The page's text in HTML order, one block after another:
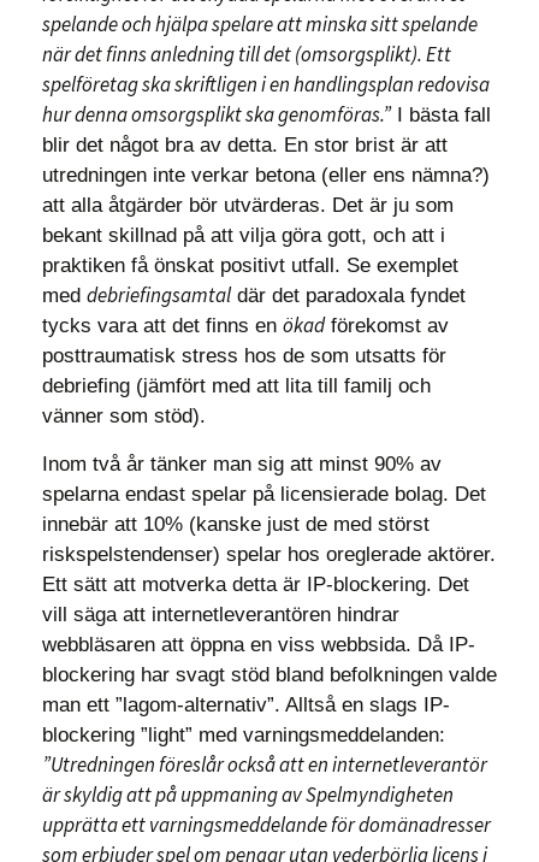
spelande och hjälpa spelare att minska sitt spelande
när det finns anledning till det (omsorgsplikt). Ett
spelföretag ska skriftligen i en handlingsplan redovisa
hur denna omsorgsplikt ska genomföras.”I bästa fall
blir det något bra av detta. En stor brist är att
utredningen inte verkar betona (eller ens nämna?)
att alla åtgärder bör utvärderas. Det är ju som
bekant skillnad på att vilja göra gott, och att i
praktiken få önskat positivt utfall. Se exemplet
med debriefingsamtaldär det paradoxala fyndet
tycks vara att det finns en ökadförekomst av
posttraumatisk stress hos de som utsatts för
debriefing (jämfört med att lita till familj och
vänner som stöd).
Inom två år tänker man sig att minst 90% av
spelarna endast spelar på licensierade bolag. Det
innebär att 10% (kanske just de med störst
riskspelstendenser) spelar hos oreglerade aktörer.
Ett sätt att motverka detta är IP-blockering. Det
vill säga att internetleverantören hindrar
webbläsaren att öppna en viss webbsida. Då IP-
blockering har svagt stöd bland befolkningen valde
man ett ”lagom-alternativ”. Alltså en slags IP-
blockering ”light” med varningsmeddelanden:
”Utredningen föreslår också att en internetleverantör
är skyldig att på uppmaning av Spelmyndigheten
upprätta ett varningsmeddelande för domänadresser
som erbjuder spel om pengar utan vederbörlig licens i